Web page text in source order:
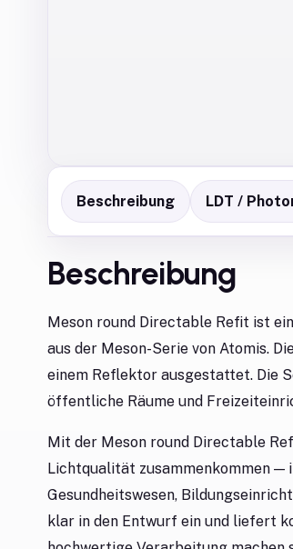
Beschreibung LDT /
Beschreibung
Meson round Directable Refit ist
aus der Meson-Serie von Atomis.
einem Reflektor ausgestattet. Die
öffentliche Räume und
Mit der Meson round Directable
Lichtqualität zusammenkommen —
Gesundheitswesen,
klar in den Entwurf ein und liefert